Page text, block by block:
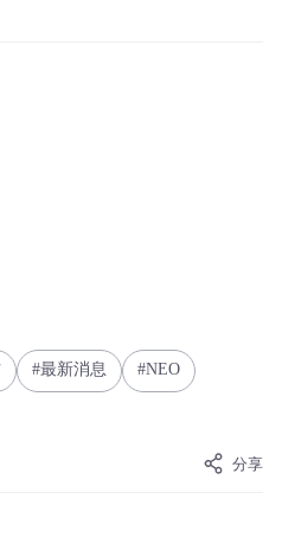
最新消息 NEO
分享